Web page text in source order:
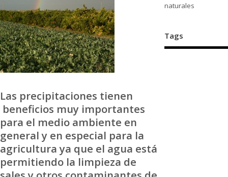
Las precipitaciones tienen
beneficios muy importantes
para el medio ambiente en
general y en especial para la
agricultura ya que el agua está
permitiendo la limpieza de
naturales
Tags